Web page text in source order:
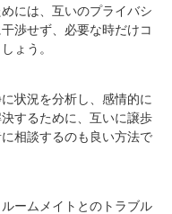
には、互いのプライバシ
渉せず、必要な時だけコ
ょう。
状況を分析し、感情的に
するために、互いに譲歩
相談するのも良い方法で
ームメイトとのトラブル